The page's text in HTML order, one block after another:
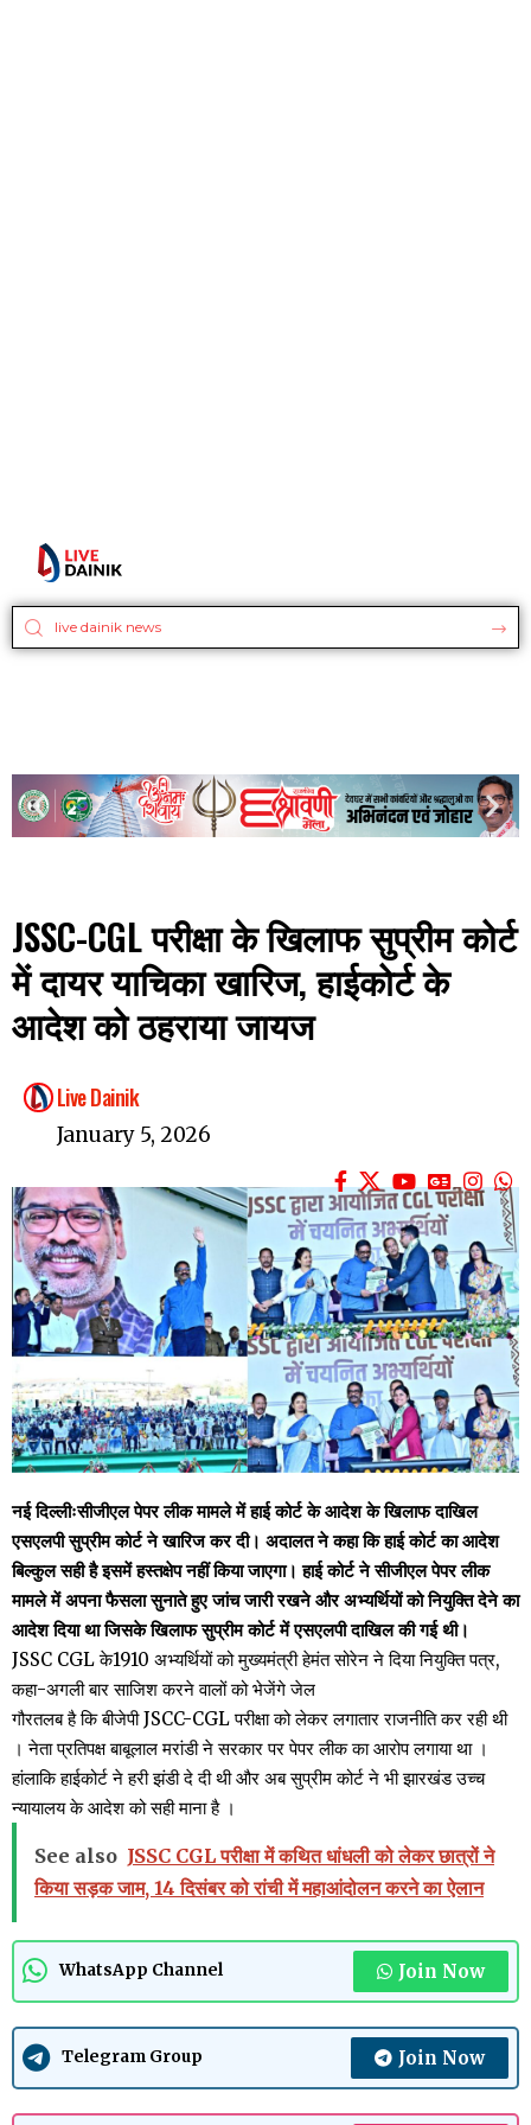
JSSC-CGL परीक्षा के खिलाफ सुप्रीम कोर्ट
में दायर याचिका खारिज, हाईकोर्ट के
आदेश को ठहराया जायज
Live Dainik
January 5, 2026
नई दिल्लीःसीजीएल पेपर लीक मामले में हाई कोर्ट के आदेश के खिलाफ दाखिल
एसएलपी सुप्रीम कोर्ट ने खारिज कर दी। अदालत ने कहा कि हाई कोर्ट का आदेश
बिल्कुल सही है इसमें हस्तक्षेप नहीं किया जाएगा। हाई कोर्ट ने सीजीएल पेपर लीक
मामले में अपना फैसला सुनाते हुए जांच जारी रखने और अभ्यर्थियों को नियुक्ति देने का
आदेश दिया था जिसके खिलाफ सुप्रीम कोर्ट में एसएलपी दाखिल की गई थी।
JSSC CGL के1910 अभ्यर्थियों को मुख्यमंत्री हेमंत सोरेन ने दिया नियुक्ति पत्र,
कहा-अगली बार साजिश करने वालों को भेजेंगे जेल
गौरतलब है कि बीजेपी JSCC-CGL परीक्षा को लेकर लगातार राजनीति कर रही थी
। नेता प्रतिपक्ष बाबूलाल मरांडी ने सरकार पर पेपर लीक का आरोप लगाया था ।
हांलाकि हाईकोर्ट ने हरी झंडी दे दी थी और अब सुप्रीम कोर्ट ने भी झारखंड उच्च
न्यायालय के आदेश को सही माना है ।
See also JSSC CGL परीक्षा में कथित धांधली को लेकर छात्रों ने
किया सड़क जाम, 14 दिसंबर को रांची में महाआंदोलन करने का ऐलान
WhatsApp Channel Join Now
Telegram Group Join Now